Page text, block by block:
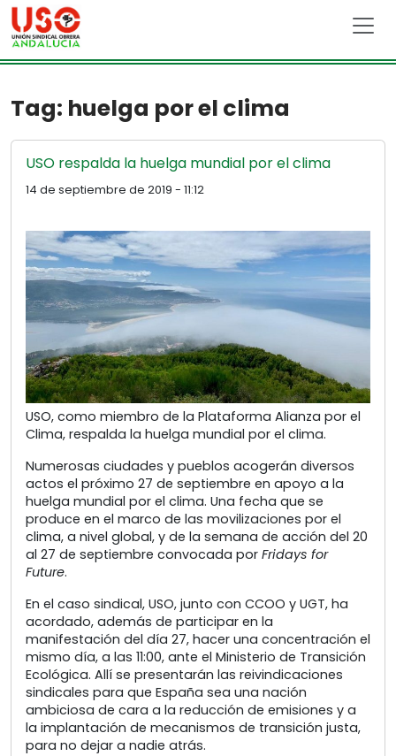
Skip to main content
Tag: huelga por el clima
USO respalda la huelga mundial por el clima
14 de septiembre de 2019 - 11:12
USO, como miembro de la Plataforma Alianza por el
Clima, respalda la huelga mundial por el clima.
Numerosas ciudades y pueblos acogerán diversos
actos el próximo 27 de septiembre en apoyo a la
huelga mundial por el clima. Una fecha que se
produce en el marco de las movilizaciones por el
clima, a nivel global, y de la semana de acción del 20
al 27 de septiembre convocada por Fridays for
Future.
En el caso sindical, USO, junto con CCOO y UGT, ha
acordado, además de participar en la
manifestación del día 27, hacer una concentración el
mismo día, a las 11:00, ante el Ministerio de Transición
Ecológica. Allí se presentarán las reivindicaciones
sindicales para que España sea una nación
ambiciosa de cara a la reducción de emisiones y a
la implantación de mecanismos de transición justa,
para no dejar a nadie atrás.